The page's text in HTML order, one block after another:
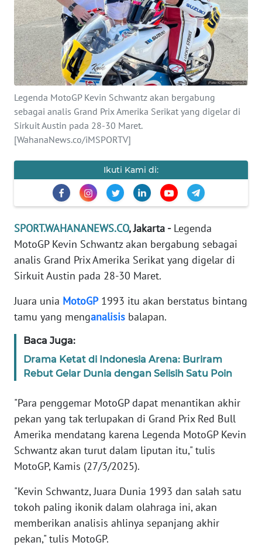
Legenda MotoGP Kevin Schwantz akan bergabung
sebagai analis Grand Prix Amerika Serikat yang digelar di
Sirkuit Austin pada 28-30 Maret.
[WahanaNews.co/iMSPORTV]
Ikuti Kami di:
SPORT.WAHANANEWS.CO, Jakarta -Legenda
MotoGP Kevin Schwantz akan bergabung sebagai
analis Grand Prix Amerika Serikat yang digelar di
Sirkuit Austin pada 28-30 Maret.
Juara unia MotoGP1993 itu akan berstatus bintang
tamu yang menganalisis balapan.
Baca Juga:
Drama Ketat di Indonesia Arena: Buriram
Rebut Gelar Dunia dengan Selisih Satu Poin
"Para penggemar MotoGP dapat menantikan akhir
pekan yang tak terlupakan di Grand Prix Red Bull
Amerika mendatang karena Legenda MotoGP Kevin
Schwantz akan turut dalam liputan itu," tulis
MotoGP, Kamis (27/3/2025).
"Kevin Schwantz, Juara Dunia 1993 dan salah satu
tokoh paling ikonik dalam olahraga ini, akan
memberikan analisis ahlinya sepanjang akhir
pekan," tulis MotoGP.
WAHANA
TANI
WAHANA
TRAVEL
WAHANA
SPORT
WAHANA
UMKM
WAHANA
SELEB
WAHANA
PERSONA
WAHANA
OTOMOTIF
HEALTH
WAHANA
DESA
WISATA
MAWAKA
MARTABAT
NET
FORJASIDA